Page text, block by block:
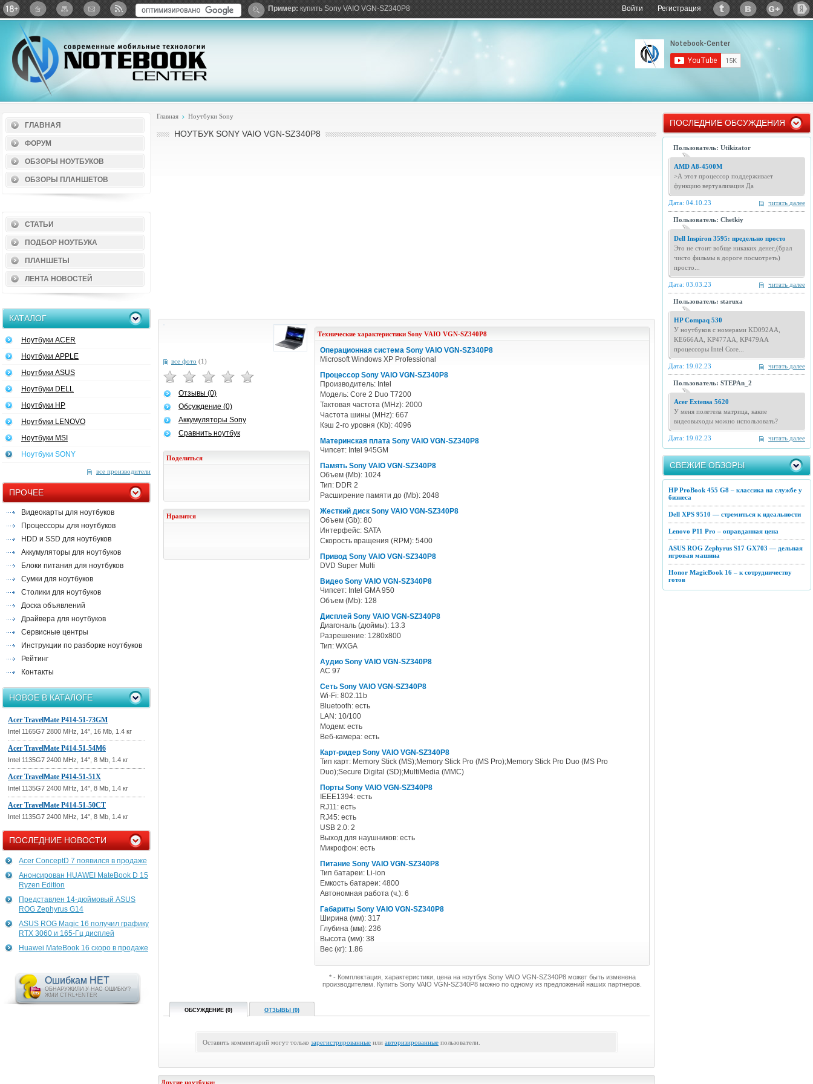
Войти Регистрация
Twitter ВКонтактеGoogle+Яндекс: Каталог виджетовПример: купить Sony VAIO VGN-SZ340P8
ГЛАВНАЯ
ФОРУМ
ОБЗОРЫ НОУТБУКОВ
ОБЗОРЫ ПЛАНШЕТОВ
СТАТЬИ
ПОДБОР НОУТБУКА
ПЛАНШЕТЫ
ЛЕНТА НОВОСТЕЙ
КАТАЛОГ
Ноутбуки ACER
Ноутбуки APPLE
Ноутбуки ASUS
Ноутбуки DELL
Ноутбуки HP
Ноутбуки LENOVO
Ноутбуки MSI
Ноутбуки SONY
все производители
ПРОЧЕЕ
Видеокарты для ноутбуков
Процессоры для ноутбуков
HDD и SSD для ноутбуков
Аккумуляторы для ноутбуков
Блоки питания для ноутбуков
Сумки для ноутбуков
Столики для ноутбуков
Доска объявлений
Драйвера для ноутбуков
Сервисные центры
Инструкции по разборке ноутбуков
Рейтинг
Контакты
НОВОЕ В КАТАЛОГЕ
Acer TravelMate P414-51-73GM
Intel 1165G7 2800 MHz, 14", 16 Mb, 1.4 кг
Acer TravelMate P414-51-54M6
Intel 1135G7 2400 MHz, 14", 8 Mb, 1.4 кг
Acer TravelMate P414-51-51X
Intel 1135G7 2400 MHz, 14", 8 Mb, 1.4 кг
Acer TravelMate P414-51-50CT
Intel 1135G7 2400 MHz, 14", 8 Mb, 1.4 кг
ПОСЛЕДНИЕ НОВОСТИ
Acer ConceptD 7 появился в продаже
Анонсирован HUAWEI MateBook D 15
Ryzen Edition
Представлен 14-дюймовый ASUS
ROG Zephyrus G14
ASUS ROG Magic 16 получил графику
RTX 3060 и 165-Гц дисплей
Huawei MateBook 16 скоро в продаже
Ошибкам НЕТ
ОБНАРУЖИЛИ У НАС ОШИБКУ?
ЖМИ CTRL+ENTER
Главная Ноутбуки Sony
НОУТБУК SONY VAIO VGN-SZ340P8
все фото (1)
Отзывы (0)
Обсуждение (0)
Аккумуляторы Sony
Сравнить ноутбук
Поделиться
Нравится
Технические характеристики Sony VAIO VGN-SZ340P8
Операционная система Sony VAIO VGN-SZ340P8
Microsoft Windows XP Professional
Процессор Sony VAIO VGN-SZ340P8
Производитель: Intel
Модель: Core 2 Duo T7200
Тактовая частота (MHz): 2000
Частота шины (MHz): 667
Кэш 2-го уровня (Kb): 4096
Материнская плата Sony VAIO VGN-SZ340P8
Чипсет: Intel 945GM
Память Sony VAIO VGN-SZ340P8
Объем (Mb): 1024
Тип: DDR 2
Расширение памяти до (Mb): 2048
Жесткий диск Sony VAIO VGN-SZ340P8
Объем (Gb): 80
Интерфейс: SATA
Скорость вращения (RPM): 5400
Привод Sony VAIO VGN-SZ340P8
DVD Super Multi
Видео Sony VAIO VGN-SZ340P8
Чипсет: Intel GMA 950
Объем (Mb): 128
Дисплей Sony VAIO VGN-SZ340P8
Диагональ (дюймы): 13.3
Разрешение: 1280x800
Тип: WXGA
Аудио Sony VAIO VGN-SZ340P8
AC 97
Сеть Sony VAIO VGN-SZ340P8
Wi-Fi: 802.11b
Bluetooth: есть
LAN: 10/100
Модем: есть
Веб-камера: есть
Карт-ридер Sony VAIO VGN-SZ340P8
Тип карт: Memory Stick (MS);Memory Stick Pro (MS Pro);Memory Stick Pro Duo (MS Pro
Duo);Secure Digital (SD);MultiMedia (MMC)
Порты Sony VAIO VGN-SZ340P8
IEEE1394: есть
RJ11: есть
RJ45: есть
USB 2.0: 2
Выход для наушников: есть
Микрофон: есть
Питание Sony VAIO VGN-SZ340P8
Тип батареи: Li-ion
Емкость батареи: 4800
Автономная работа (ч.): 6
Габариты Sony VAIO VGN-SZ340P8
Ширина (мм): 317
Глубина (мм): 236
Высота (мм): 38
Вес (кг): 1.86
* - Комплектация, характеристики, цена на ноутбук Sony VAIO VGN-SZ340P8 может быть изменена
производителем. Купить Sony VAIO VGN-SZ340P8 можно по одному из предложений наших партнеров.
ОБСУЖДЕНИЕ (0) ОТЗЫВЫ (0)
Оставить комментарий могут только зарегистрированные или авторизированные пользователи.
Другие ноутбуки:
ПОСЛЕДНИЕ ОБСУЖДЕНИЯ
Пользователь: Utikizator
AMD A8-4500M
>А этот процессор поддерживает
функцию вертуализация Да
читать далее
Дата: 04.10.23
Пользователь: Chetkiy
Dell Inspiron 3595: предельно просто
Это не стоит вобще никаких денег,(брал
чисто фильмы в дороге посмотреть)
просто...
читать далее
Дата: 03.03.23
Пользователь: staruxa
HP Compaq 530
У ноутбуков с номерами KD092AA,
KE666AA, KP477AA, KP479AA
процессоры Intel Core...
читать далее
Дата: 19.02.23
Пользователь: STEPAn_2
Acer Extensa 5620
У меня полетела матрица, какие
видеовыходы можно использовать?
читать далее
Дата: 19.02.23
СВЕЖИЕ ОБЗОРЫ
HP ProBook 455 G8 – классика на службе у
бизнеса
Dell XPS 9510 — стремиться к идеальности
Lenovo P11 Pro – оправданная цена
ASUS ROG Zephyrus S17 GX703 — дельная
игровая машина
Honor MagicBook 16 – к сотрудничеству
готов